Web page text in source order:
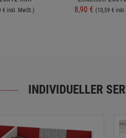
€ inkl. MwSt.)
8,90 € (10,59 €
INDIVIDUELLER